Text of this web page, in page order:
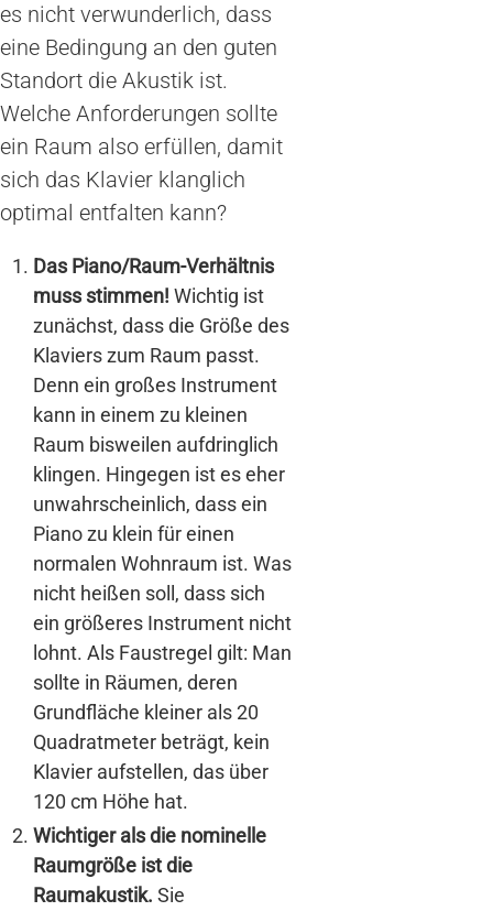
es nicht verwunderlich, dass
eine Bedingung an den guten
Standort die Akustik ist.
Welche Anforderungen sollte
ein Raum also erfüllen, damit
sich das Klavier klanglich
optimal entfalten kann?
Das Piano/Raum-Verhältnis
muss stimmen! Wichtig ist
zunächst, dass die Größe des
Klaviers zum Raum passt.
Denn ein großes Instrument
kann in einem zu kleinen
Raum bisweilen aufdringlich
klingen. Hingegen ist es eher
unwahrscheinlich, dass ein
Piano zu klein für einen
normalen Wohnraum ist. Was
nicht heißen soll, dass sich
ein größeres Instrument nicht
lohnt. Als Faustregel gilt: Man
sollte in Räumen, deren
Grundfläche kleiner als 20
Quadratmeter beträgt, kein
Klavier aufstellen, das über
120 cm Höhe hat.
Wichtiger als die nominelle
Raumgröße ist die
Raumakustik. Sie